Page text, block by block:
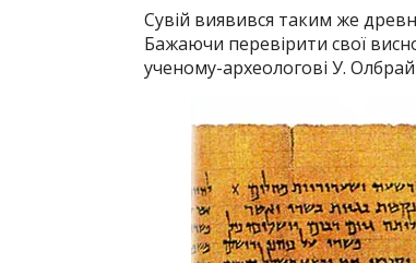
Сувій виявився таким же
Бажаючи перевірити свої
ученому-археологові У.